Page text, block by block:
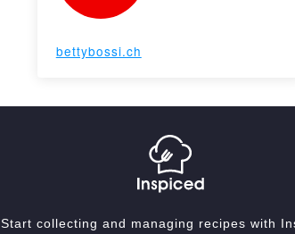
bettybossi.ch
Start collecting and managing recipes with